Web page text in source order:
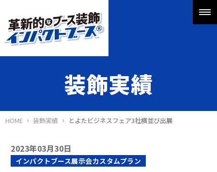
装飾実績
HOME 装飾実績 とよたビジネスフェア3社横並び出展
2023年03月30日
インパクトブース展示会カスタムプラン